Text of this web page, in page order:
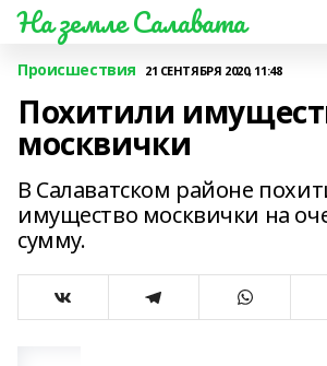
На земле Салавата
Происшествия 21 СЕНТЯБРЯ 2020, 11:48
Похитили
москвички
В Салаватском районе
имущество москвички на
сумму.